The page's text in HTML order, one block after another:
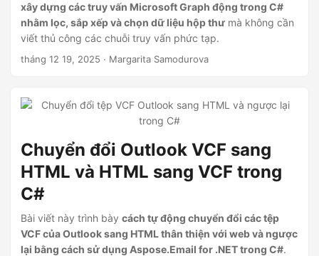
xây dựng các truy vấn Microsoft Graph động trong C#
nhằm lọc, sắp xếp và chọn dữ liệu hộp thư mà không cần
viết thủ công các chuỗi truy vấn phức tạp.
tháng 12 19, 2025 · Margarita Samodurova
Chuyển đổi Outlook VCF sang
HTML và HTML sang VCF trong
C#
Bài viết này trình bày cách tự động chuyển đổi các tệp
VCF của Outlook sang HTML thân thiện với web và ngược
lại bằng cách sử dụng Aspose.Email for .NET trong C#.